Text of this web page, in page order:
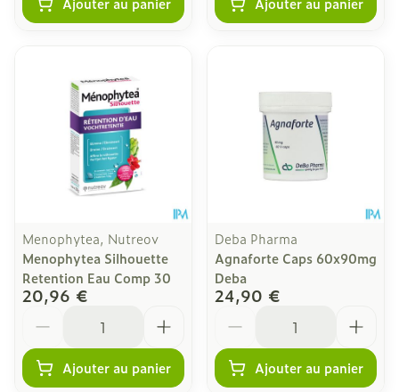
Menophytea, Nutreov
Menophytea Silhouette
Retention Eau Comp 30
20,96 €
Ajouter au panier
Deba Pharma
Agnaforte Caps 60x90mg
Deba
24,90 €
Ajouter au panier